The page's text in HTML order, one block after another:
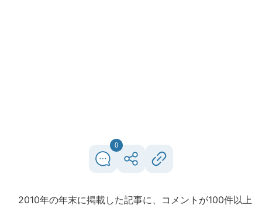
0
2010年の年末に掲載した記事に、コメントが100件以上